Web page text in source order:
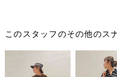
このスタッフのその他のス